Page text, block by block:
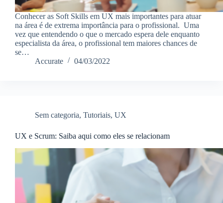
Conhecer as Soft Skills em UX mais importantes para atuar
na área é de extrema importância para o profissional. Uma
vez que entendendo o que o mercado espera dele enquanto
especialista da área, o profissional tem maiores chances de
se…
Accurate
04/03/2022
Sem categoria, Tutoriais, UX
UX e Scrum: Saiba aqui como eles se relacionam